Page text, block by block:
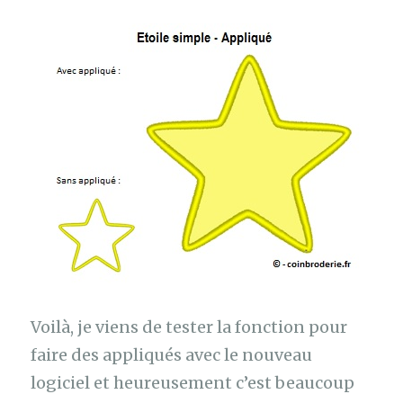
Voilà, je viens de tester la fonction pour
faire des appliqués avec le nouveau
logiciel et heureusement c’est beaucoup